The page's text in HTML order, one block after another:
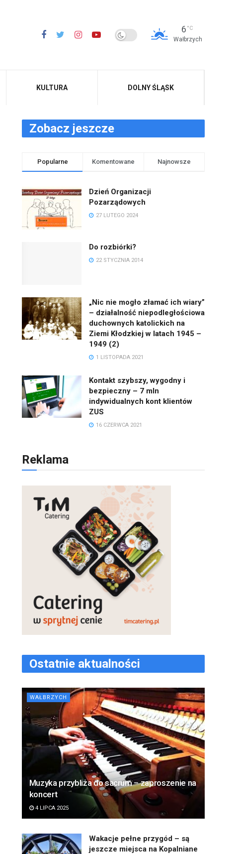
6 °C
Wałbrzych
KULTURA DOLNY ŚLĄSK
Zobacz jeszcze
Popularne Komentowane Najnowsze
Dzień Organizacji
Pozarządowych
27 LUTEGO 2024
Do rozbiórki?
22 STYCZNIA 2014
„Nic nie mogło złamać ich wiary”
– działalność niepodległościowa
duchownych katolickich na
Ziemi Kłodzkiej w latach 1945 –
1949 (2)
1 LISTOPADA 2021
Kontakt szybszy, wygodny i
bezpieczny – 7 mln
indywidualnych kont klientów
ZUS
16 CZERWCA 2021
Reklama
Ostatnie aktualności
WAŁBRZYCH
Muzyka przybliża do sacrum – zaproszenie na
koncert
4 LIPCA 2025
Wakacje pełne przygód – są
jeszcze miejsca na Kopalniane